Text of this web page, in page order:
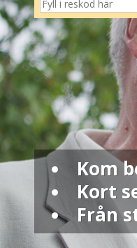
Kom
Kort
Från